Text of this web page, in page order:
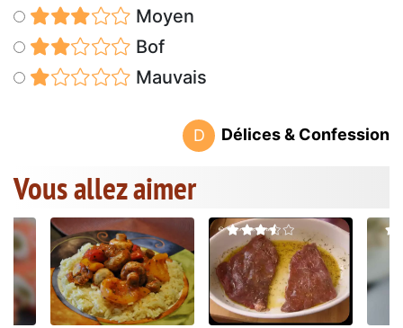
Moyen
Bof
Mauvais
D Délices & Confession
Vous allez aimer